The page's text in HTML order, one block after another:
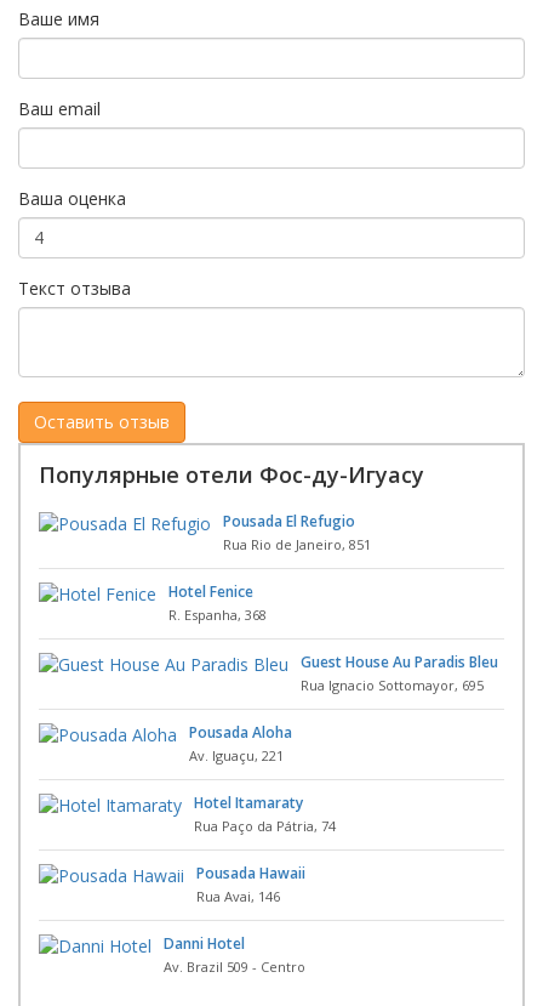
Ваше имя
Ваш email
Ваша оценка
Текст отзыва
Популярные отели Фос-ду-Игуасу
Pousada El Refugio
Rua Rio de Janeiro, 851
Hotel Fenice
R. Espanha, 368
Guest House Au Paradis Bleu
Rua Ignacio Sottomayor, 695
Pousada Aloha
Av. Iguaçu, 221
Hotel Itamaraty
Rua Paço da Pátria, 74
Pousada Hawaii
Rua Avai, 146
Danni Hotel
Av. Brazil 509 - Centro